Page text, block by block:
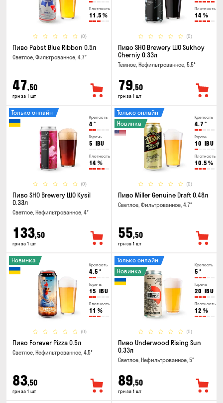
Плотность
11.5 %
(0)
Пиво Pabst Blue Ribbon 0.5л
Светлое, Фильтрованное, 4.7°
47,50
грн за 1 шт
Плотность
14 %
(0)
Пиво SHO Brewery ШО Sukhoy
Cherniy 0.33л
Темное, Нефильтрованное, 5.5°
79,50
грн за 1 шт
Крепость
4°
Горечь
5 IBU
Плотность
14 %
(0)
Только онлайн
Пиво SHO Brewery ШО Kysil
0.33л
Светлое, Нефильтрованное, 4°
133,50
грн за 1 шт
Крепость
4.7 °
Горечь
10 IBU
Плотность
10.5 %
(0)
Только онлайн
Новинка
Пиво Miller Genuine Draft 0.48л
Светлое, Фильтрованное, 4.7°
55,50
грн за 1 шт
Крепость
4.5 °
Горечь
15 IBU
Плотность
11 %
(0)
Новинка
Пиво Forever Pizza 0.5л
Светлое, Нефильтрованное, 4.5°
83,50
грн за 1 шт
Крепость
5 °
Горечь
20 IBU
Плотность
12 %
(0)
Только онлайн
Новинка
Пиво Underwood Rising Sun
0.33л
Светлое, Нефильтрованное, 5°
89,50
грн за 1 шт